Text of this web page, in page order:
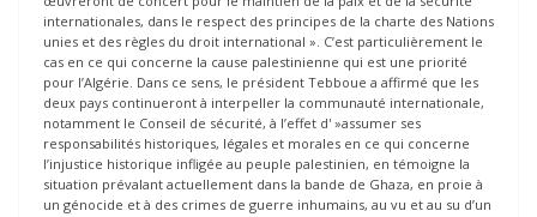
internationales, dans le respect des principes de la charte des Nations
unies et des règles du droit international ». C’est particulièrement le
cas en ce qui concerne la cause palestinienne qui est une priorité
pour l’Algérie. Dans ce sens, le président Tebboue a affirmé que les
deux pays continueront à interpeller la communauté internationale,
notamment le Conseil de sécurité, à l’effet d' »assumer ses
responsabilités historiques, légales et morales en ce qui concerne
l’injustice historique infligée au peuple palestinien, en témoigne la
situation prévalant actuellement dans la bande de Ghaza, en proie à
un génocide et à des crimes de guerre inhumains, au vu et au su d’un